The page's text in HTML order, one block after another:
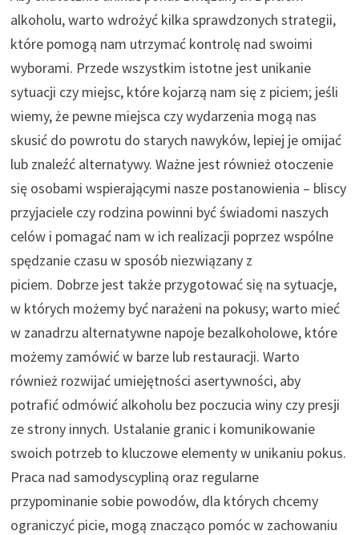
alkoholu, warto wdrożyć kilka sprawdzonych strategii,
które pomogą nam utrzymać kontrolę nad swoimi
wyborami. Przede wszystkim istotne jest unikanie
sytuacji czy miejsc, które kojarzą nam się z piciem; jeśli
wiemy, że pewne miejsca czy wydarzenia mogą nas
skusić do powrotu do starych nawyków, lepiej je omijać
lub znaleźć alternatywy. Ważne jest również otoczenie
się osobami wspierającymi nasze postanowienia – bliscy
przyjaciele czy rodzina powinni być świadomi naszych
celów i pomagać nam w ich realizacji poprzez wspólne
spędzanie czasu w sposób niezwiązany z
piciem. Dobrze jest także przygotować się na sytuacje,
w których możemy być narażeni na pokusy; warto mieć
w zanadrzu alternatywne napoje bezalkoholowe, które
możemy zamówić w barze lub restauracji. Warto
również rozwijać umiejętności asertywności, aby
potrafić odmówić alkoholu bez poczucia winy czy presji
ze strony innych. Ustalanie granic i komunikowanie
swoich potrzeb to kluczowe elementy w unikaniu pokus.
Praca nad samodyscypliną oraz regularne
przypominanie sobie powodów, dla których chcemy
ograniczyć picie, mogą znacząco pomóc w zachowaniu